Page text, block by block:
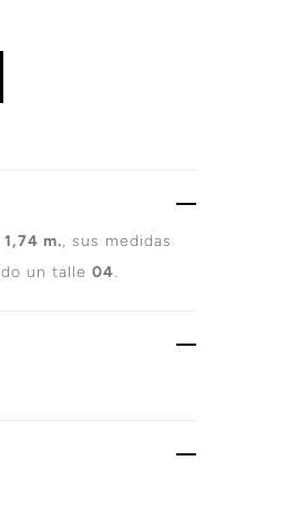
1,74 m., sus medidas
un talle 04.